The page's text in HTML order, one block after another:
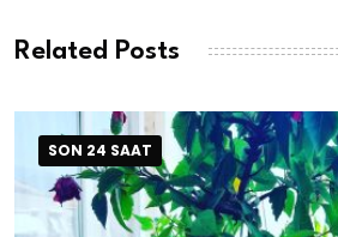
Related Posts
SON 24 SAAT